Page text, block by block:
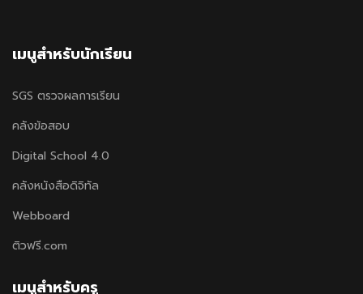
เมนูสำหรับนักเรียน
SGS ตรวจผลการเรียน
คลังข้อสอบ
Digital School 4.0
คลังหนังสือดิจิทัล
Webboard
ติวฟรี.com
เมนูสำหรับครู